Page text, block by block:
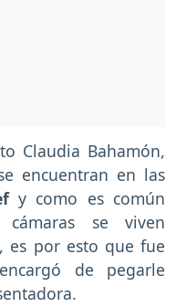
Claudia Bahamón,
encuentran en las
y como es común
se viven
es por esto que fue
de pegarle